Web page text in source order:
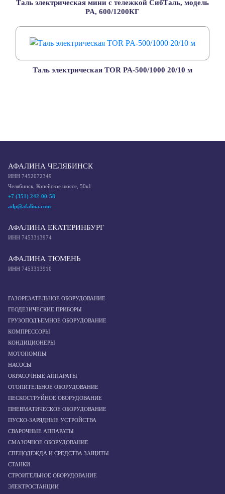
Таль электрическая мини с тележкой СибТаль, модель
PA, 600/1200КГ
Таль электрическая TOR PA-500/1000 20/10 м
АФАЛИНА ЧЕЛЯБИНСК
ИНН 7452072349
Челябинск, Копейское шоссе, 50к1
+7 (351) 242-00-58
adp@afalina.com
АФАЛИНА ЕКАТЕРИНБУРГ
ИНН 7453313974
АФАЛИНА ТЮМЕНЬ
ИНН 7453313910
ГАЗОРЕЗАТЕЛЬНОЕ ОБОРУДОВАНИЕ
ГЕОДЕЗИЧЕСКИЕ ПРИБОРЫ
ГРУЗОПОДЪЕМНОЕ ОБОРУДОВАНИЕ
КОМПРЕССОРЫ
КОНДИЦИОНЕРЫ
МОТОПОМПЫ
НАСОСЫ
ОКРАСОЧНЫЕ АППАРАТЫ
ОТОПИТЕЛЬНОЕ ОБОРУДОВАНИЕ
ПЕСКОСТРУЙНОЕ ОБОРУДОВАНИЕ
ПНЕВМАТИЧЕСКОЕ ОБОРУДОВАНИЕ
ПУСКО-ЗАРЯДНЫЕ УСТРОЙСТВА
СВАРОЧНЫЕ АППАРАТЫ
СМАЗОЧНОЕ ОБОРУДОВАНИЕ
СПЕЦОДЕЖДА И СРЕДСТВА ЗАЩИТЫ
СТАНКИ
СТРОИТЕЛЬНОЕ ОБОРУДОВАНИЕ
ЭЛЕКТРОСТАНЦИИ